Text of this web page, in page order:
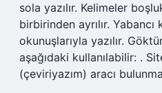
sola yazılır. Kelimeler
birbirinden ayrılır.
okunuşlarıyla yazılır.
aşağıdaki kullanılabilir: .
(çeviriyazım) aracı